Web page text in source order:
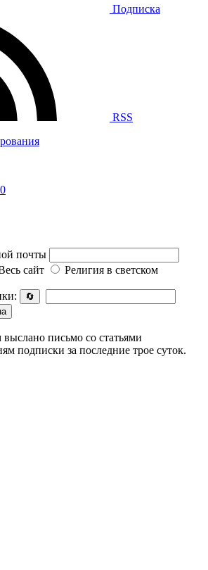
Подписка
RSS
почты
сайт
Религия в светском
🔄
выслано письмо со статьями
подписки за последние трое суток.